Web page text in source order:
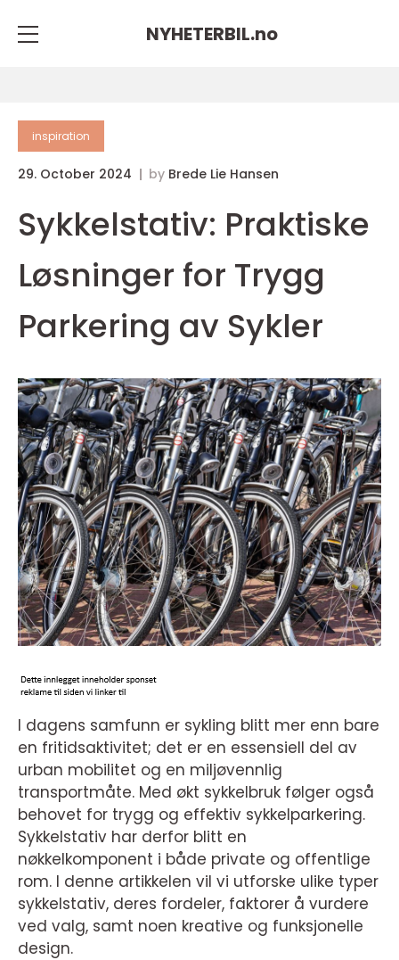
NYHETERBIL.no
inspiration
29. October 2024 by Brede Lie Hansen
Sykkelstativ: Praktiske
Løsninger for Trygg
Parkering av Sykler
I dagens samfunn er sykling blitt mer enn bare
en fritidsaktivitet; det er en essensiell del av
urban mobilitet og en miljøvennlig
transportmåte. Med økt sykkelbruk følger også
behovet for trygg og effektiv sykkelparkering.
Sykkelstativ har derfor blitt en
nøkkelkomponent i både private og offentlige
rom. I denne artikkelen vil vi utforske ulike typer
sykkelstativ, deres fordeler, faktorer å vurdere
ved valg, samt noen kreative og funksjonelle
design.